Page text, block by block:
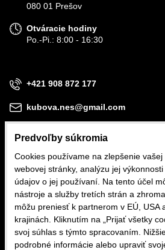
080 01 Prešov
Otváracie hodiny
Po.-Pi.: 8:00 - 16:30
+421 908 872 177
kubova.nes@gmail.com
Obchodné podmienky
Reklamačné podmienky
Ochrana osobných údajov
Predvoľby súkromia
Cookies používame na zlepšenie
webovej stránky, analýzu jej
údajov o jej používaní. Na tento účel
nástroje a služby tretích strán a
môžu preniesť k partnerom v EÚ, USA
krajinách. Kliknutím na „Prijať všetky
svoj súhlas s týmto spracovaním.
podrobné informácie alebo upraviť